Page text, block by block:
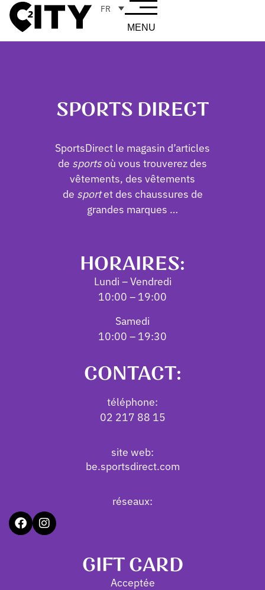
FR
MENU
SPORTS DIRECT
SportsDirect le magasin d’articles
de sportsoù vous trouverez des
vêtements, des vêtements
de sportet des chaussures de
grandes marques …
HORAIRES:
Lundi – Vendredi
10:00 – 19:00
Samedi
10:00 – 19:30
CONTACT:
téléphone:
02 217 88 15
site web:
be.sportsdirect.com
réseaux:
GIFT CARD
Acceptée